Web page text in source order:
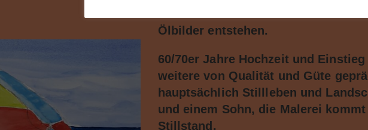
Christa entdeckte ihre Liebe zur
Ölbilder entstehen.
60/70er Jahre Hochzeit und
weitere von Qualität und Güte
hauptsächlich Stillleben und
und einem Sohn, die Malerei
Stillstand.